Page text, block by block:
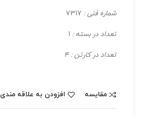
شماره فنی :
تعداد در بسته :
تعداد در کارتن : 4
مقایسه افزودن به علاقه مندی